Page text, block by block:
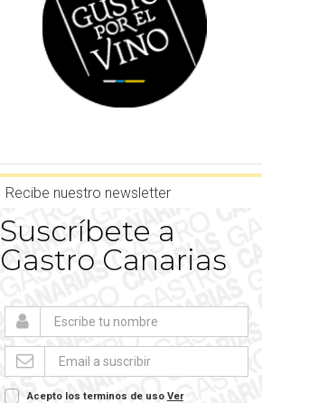
Recibe nuestro newsletter
Suscríbete a
Gastro Canarias
Acepto los terminos de uso Ver